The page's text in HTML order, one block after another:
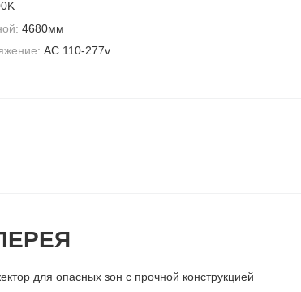
4680мм
AC 110-277v
для опасных зон с прочной конструкцией